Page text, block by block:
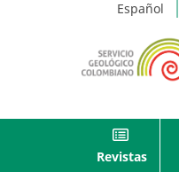
Español
Revistas